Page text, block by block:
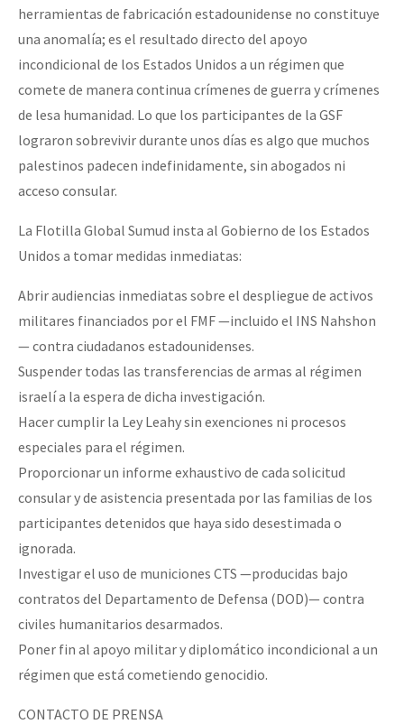
herramientas de fabricación estadounidense no constituye
una anomalía; es el resultado directo del apoyo
incondicional de los Estados Unidos a un régimen que
comete de manera continua crímenes de guerra y crímenes
de lesa humanidad. Lo que los participantes de la GSF
lograron sobrevivir durante unos días es algo que muchos
palestinos padecen indefinidamente, sin abogados ni
acceso consular.
La Flotilla Global Sumud insta al Gobierno de los Estados
Unidos a tomar medidas inmediatas:
Abrir audiencias inmediatas sobre el despliegue de activos
militares financiados por el FMF —incluido el INS Nahshon
— contra ciudadanos estadounidenses.
Suspender todas las transferencias de armas al régimen
israelí a la espera de dicha investigación.
Hacer cumplir la Ley Leahy sin exenciones ni procesos
especiales para el régimen.
Proporcionar un informe exhaustivo de cada solicitud
consular y de asistencia presentada por las familias de los
participantes detenidos que haya sido desestimada o
ignorada.
Investigar el uso de municiones CTS —producidas bajo
contratos del Departamento de Defensa (DOD)— contra
civiles humanitarios desarmados.
Poner fin al apoyo militar y diplomático incondicional a un
régimen que está cometiendo genocidio.
CONTACTO DE PRENSA